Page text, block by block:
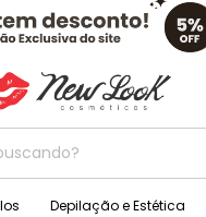
Depilação e Estética